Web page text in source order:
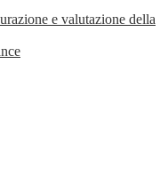
e valutazione della